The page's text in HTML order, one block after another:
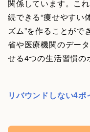
関係しています。こ
続できる“痩せやすい
ズム”を作ることがで
省や医療機関のデー
せる4つの生活習慣の
リバウンドしない4ポ